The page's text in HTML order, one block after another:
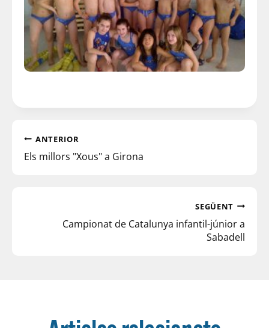
ANTERIOR
Els millors "Xous" a Girona
SEGÜENT
Campionat de Catalunya infantil-júnior a
Sabadell